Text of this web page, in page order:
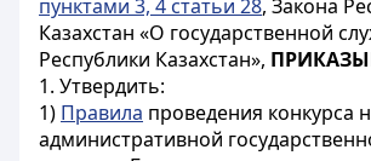
пунктами 3, 4 статьи 28, Закона
Казахстан «О государственной
Республики Казахстан»,
1. Утвердить:
1) Правила проведения конкурса
административной